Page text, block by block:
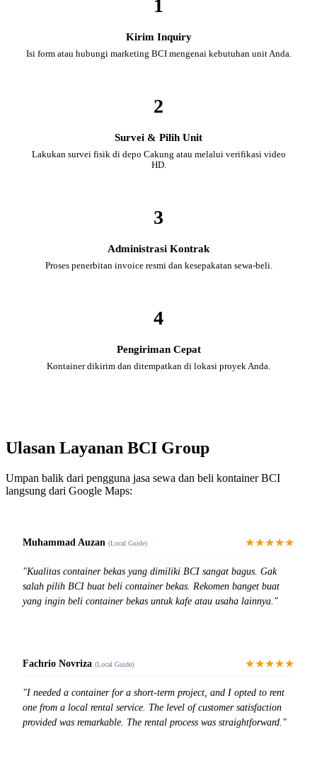
1
Kirim Inquiry
Isi form atau hubungi marketing BCI mengenai kebutuhan unit Anda.
2
Survei & Pilih Unit
Lakukan survei fisik di depo Cakung atau melalui verifikasi video
HD.
3
Administrasi Kontrak
Proses penerbitan invoice resmi dan kesepakatan sewa-beli.
4
Pengiriman Cepat
Kontainer dikirim dan ditempatkan di lokasi proyek Anda.
Ulasan Layanan BCI Group
Umpan balik dari pengguna jasa sewa dan beli kontainer BCI
langsung dari Google Maps:
Muhammad Auzan (Local Guide) ★★★★★
"Kualitas container bekas yang dimiliki BCI sangat bagus. Gak
salah pilih BCI buat beli container bekas. Rekomen banget buat
yang ingin beli container bekas untuk kafe atau usaha lainnya."
Fachrio Novriza (Local Guide) ★★★★★
"I needed a container for a short-term project, and I opted to rent
one from a local rental service. The level of customer satisfaction
provided was remarkable. The rental process was straightforward."